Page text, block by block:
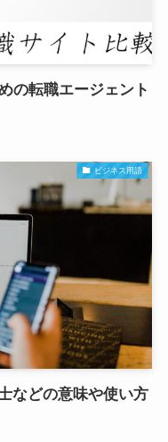
の転職エージェント
ビジネス用語
などの意味や使い方